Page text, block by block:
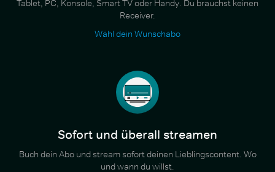
Tablet, PC, Konsole, Smart TV oder Handy. Du brauchst keinen
Receiver.
Wähl dein Wunschabo
Sofort und überall streamen
Buch dein Abo und stream sofort deinen Lieblingscontent. Wo
und wann du willst.